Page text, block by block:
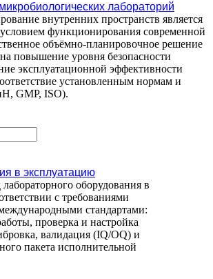
лабораторий
внутренних пространств является
функционирования современной
объёмно-планировочное решение
повышение уровня безопасности
эксплуатационной эффективности
установленным нормам и
GMP, ISO).
в эксплуатацию
оборудования в
с требованиями
стандартами:
проверка и настройка
валидация (IQ/OQ) и
пакета исполнительной